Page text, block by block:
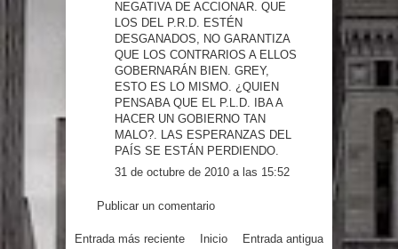
TC declara inconstitucional decreto
sobre horarios de venta de alcohol
vigente desde 2006 y exige ley del
Congreso
NEGATIVA DE ACCIONAR. QUE
LOS DEL P.R.D. ESTÉN
DESGANADOS, NO GARANTIZA
QUE LOS CONTRARIOS A ELLOS
GOBERNARÁN BIEN. GREY,
ESTO ES LO MISMO. ¿QUIEN
PENSABA QUE EL P.L.D. IBA A
HACER UN GOBIERNO TAN
MALO?. LAS ESPERANZAS DEL
PAÍS SE ESTÁN PERDIENDO.
31 de octubre de 2010 a las 15:52
Publicar un comentario
Entrada más reciente Entrada antigua
Inicio